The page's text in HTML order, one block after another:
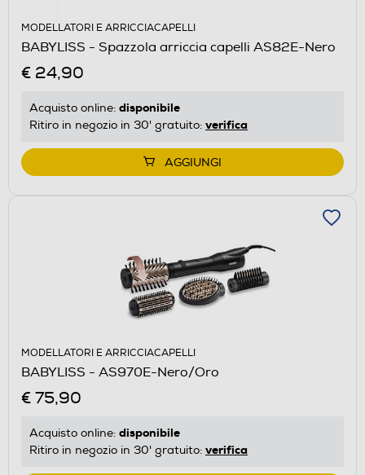
MODELLATORI E ARRICCIACAPELLI
BABYLISS - Spazzola arriccia capelli AS82E-Nero
€ 24,90
Acquisto online: disponibile
Ritiro in negozio in 30' gratuito: verifica
AGGIUNGI
MODELLATORI E ARRICCIACAPELLI
BABYLISS - AS970E-Nero/Oro
€ 75,90
Acquisto online: disponibile
Ritiro in negozio in 30' gratuito: verifica